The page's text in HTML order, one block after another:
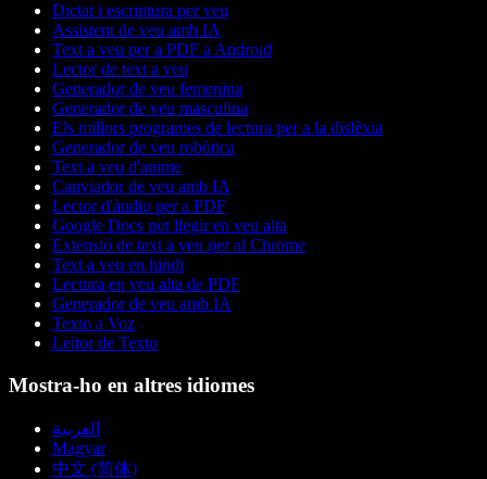
Dictat i escriptura per veu
Assistent de veu amb IA
Text a veu per a PDF a Android
Lector de text a veu
Generador de veu femenina
Generador de veu masculina
Els millors programes de lectura per a la dislèxia
Generador de veu robòtica
Text a veu d'anime
Canviador de veu amb IA
Lector d'àudio per a PDF
Google Docs pot llegir en veu alta
Extensió de text a veu per al Chrome
Text a veu en hindi
Lectura en veu alta de PDF
Generador de veu amb IA
Texto a Voz
Leitor de Texto
Mostra-ho en altres idiomes
العربية
Magyar
中文 (简体)